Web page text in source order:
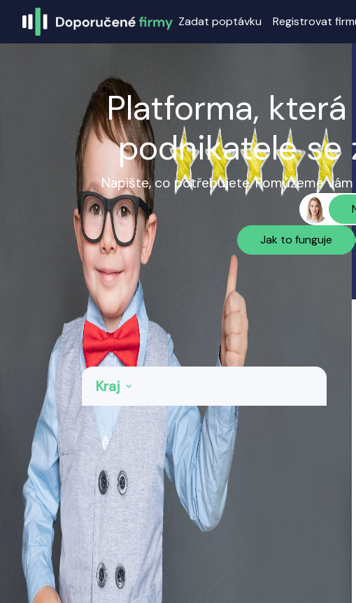
Zadat poptávku Registrovat
Platforma,
podnikatele se
Napište, co potřebujete. Pomůžeme
Jak to funguje
Kategorie: Zedníci, zednické práce
Kraj
Praha
Středočeský kraj
Jihočeský kraj
Plzeňský kraj
Karlovarský kraj
Ústecký kraj
Liberecký kraj
Královéhradecký kraj